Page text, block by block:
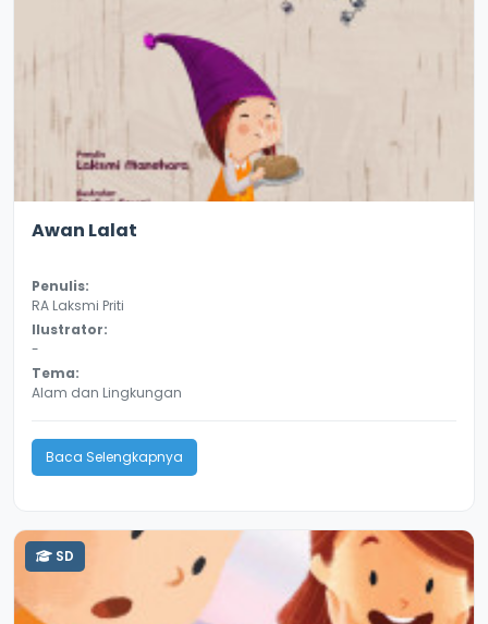
Awan Lalat
Penulis:
RA Laksmi Priti
Ilustrator:
-
Tema:
Alam dan Lingkungan
Baca Selengkapnya
SD